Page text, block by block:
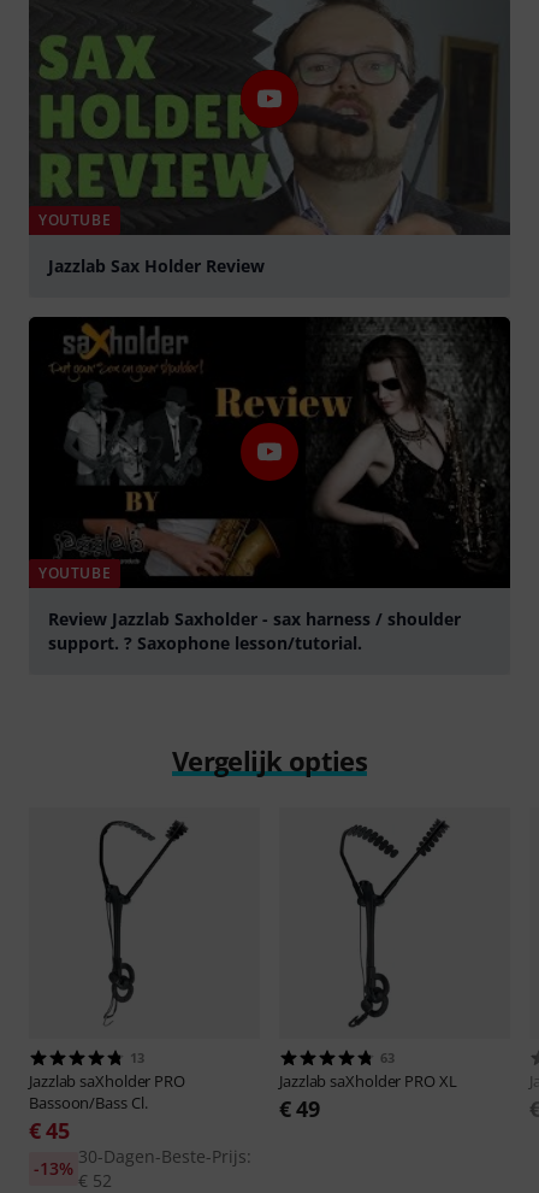
YOUTUBE
Jazzlab Sax Holder Review
YOUTUBE
Review Jazzlab Saxholder - sax harness / shoulder
support. ? Saxophone lesson/tutorial.
Vergelijk opties
13
Jazzlab saXholder PRO
Bassoon/Bass Cl.
€ 45
30-Dagen-Beste-Prijs:
€ 52
-13%
63
Jazzlab saXholder PRO XL
€ 49